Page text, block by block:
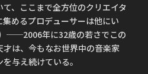
、ここまで全方位のクリエイタ
めるプロデューサーは他にい
──2006年に32歳の若さでこの
は、今もなお世界中の音楽家
与え続けている。